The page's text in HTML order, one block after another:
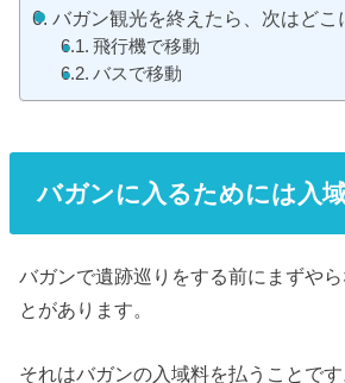
バガン観光を終えたら、次はどこ
飛行機で移動
バスで移動
バガンに入るためには入
バガンで遺跡巡りをする前にまずや
とがあります。
それはバガンの入域料を払うことです